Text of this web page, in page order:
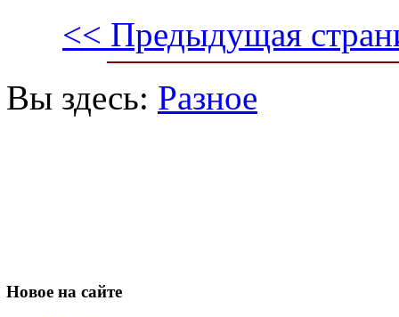
<< Предыдущая
Вы здесь: Разное
Новое на сайте